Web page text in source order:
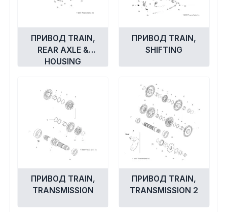
ПРИВОД TRAIN,
REAR AXLE &
HOUSING
ПРИВОД TRAIN,
SHIFTING
ПРИВОД TRAIN,
TRANSMISSION
ПРИВОД TRAIN,
TRANSMISSION 2